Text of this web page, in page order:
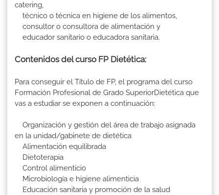
catering,
técnico o técnica en higiene de los alimentos,
consultor o consultora de alimentación y
educador sanitario o educadora sanitaria.
Contenidos del curso FP Dietética:
Para conseguir el Título de FP, el programa del curso
Formación Profesional de Grado SuperiorDietética que
vas a estudiar se exponen a continuación:
Organización y gestión del área de trabajo asignada
en la unidad/gabinete de dietética
Alimentación equilibrada
Dietoterapia
Control alimenticio
Microbiología e higiene alimenticia
Educación sanitaria y promoción de la salud